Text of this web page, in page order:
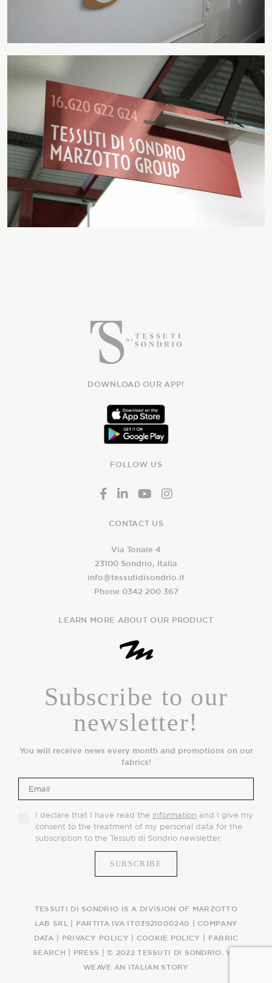
DOWNLOAD OUR APP!
FOLLOW US
CONTACT US
Via Tonale 4
23100 Sondrio, Italia
info@tessutidisondrio.it
Phone 0342 200 367
LEARN MORE ABOUT OUR PRODUCT
Subscribe to our
newsletter!
You will receive news every month and promotions on our
fabrics!
I declare that I have read the information and I give my
consent to the treatment of my personal data for the
subscription to the Tessuti di Sondrio newsletter.
TESSUTI DI SONDRIO IS A DIVISION OF MARZOTTO
LAB SRL | PARTITA IVA IT03921000240 | COMPANY
DATA
PRIVACY POLICY COOKIE POLICY
FABRIC
SEARCH
PRESS | © 2022 TESSUTI DI SONDRIO. WE
WEAVE AN ITALIAN STORY